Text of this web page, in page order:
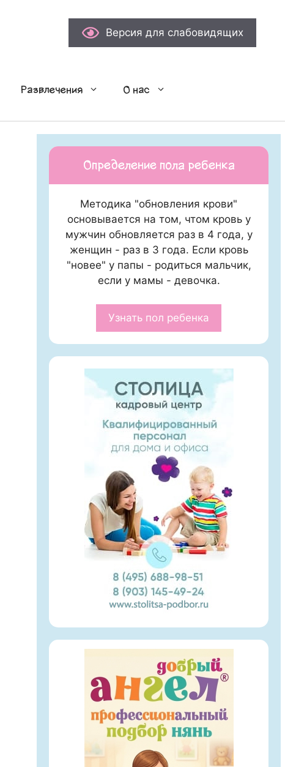
Версия для слабовидящих
Развлечения О нас
Определение пола ребенка
Методика "обновления крови"
основывается на том, чтом кровь у
мужчин обновляется раз в 4 года, у
женщин - раз в 3 года. Если кровь
"новее" у папы - родиться мальчик,
если у мамы - девочка.
Узнать пол ребенка